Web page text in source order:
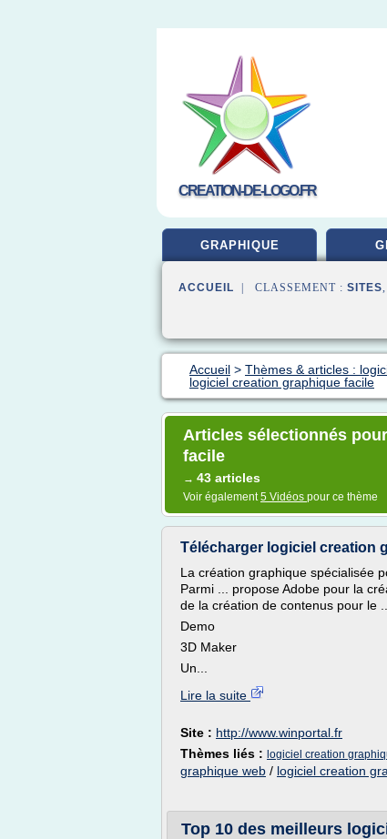
CREATION-DE-LOGO.FR
GRAPHIQUE
ACCUEIL | CLASSEMENT : SITES,
Accueil > Thèmes & articles :
logiciel creation graphique facile
Articles sélectionnés
facile
→ 43 articles
Voir également5 Vidéos pour ce thème
Télécharger logiciel creation
La création graphique spécialisée
Parmi ... propose Adobe pour la
de la création de contenus pour le
Demo
3D Maker
Un...
Lire la suite
Site : http://www.winportal.fr
Thèmes liés : logiciel creation
graphique web / logiciel creation
Top 10 des meilleurs